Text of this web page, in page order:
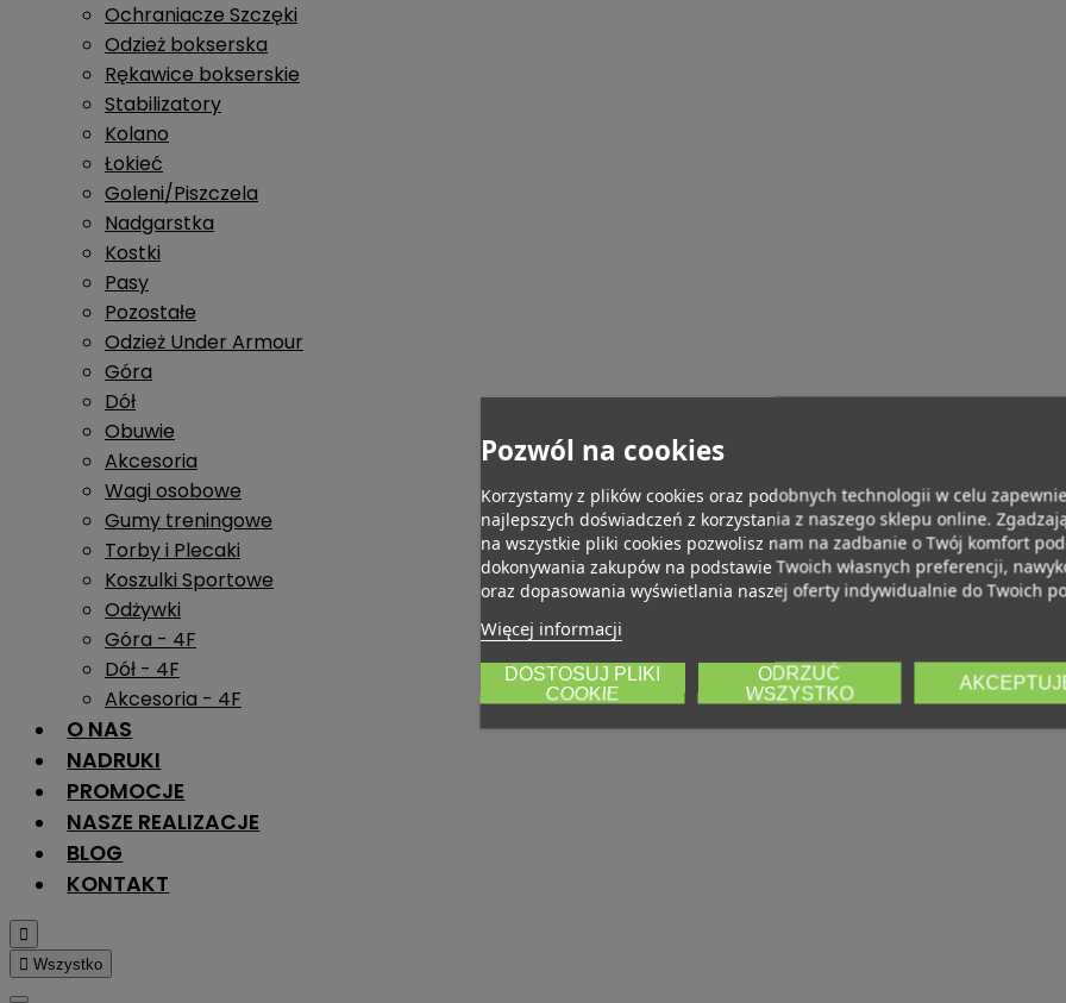
Ochraniacze Szczęki
Odzież bokserska
Rękawice bokserskie
Stabilizatory
Kolano
Łokieć
Goleni/Piszczela
Nadgarstka
Kostki
Pasy
Pozostałe
Odzież Under Armour
Góra
Dół
Obuwie
Akcesoria
Wagi osobowe
Gumy treningowe
Torby i Plecaki
Koszulki Sportowe
Odżywki
Góra - 4F
Dół - 4F
Akcesoria - 4F
O NAS
NADRUKI
PROMOCJE
NASZE REALIZACJE
BLOG
KONTAKT

 Wszystko
Pozwól na cookies
Korzystamy z plików cookies oraz podobnych technologii w celu
najlepszych doświadczeń z korzystania z naszego sklepu online.
na wszystkie pliki cookies pozwolisz nam na zadbanie o Twój komfort
dokonywania zakupów na podstawie Twoich własnych preferencji,
oraz dopasowania wyświetlania naszej oferty indywidualnie do Twoich
Więcej informacji
DOSTOSUJ PLIKI
COOKIE
ODRZUĆ
WSZYSTKO